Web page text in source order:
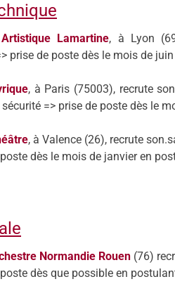
Lamartine, à Lyon
prise de poste dès le mois de juin
, à Paris (75003), recrute
=> prise de poste dès le
éâtre, à Valence (26), recrute son.
dès le mois de janvieren
Normandie Rouen (76)
dès que possible en